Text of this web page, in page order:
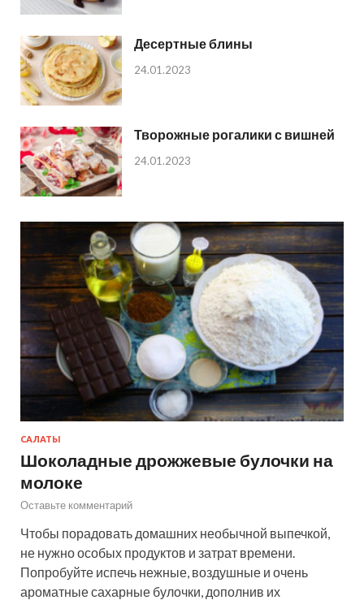
Десертные блины
24.01.2023
Творожные рогалики с вишней
24.01.2023
САЛАТЫ
Шоколадные дрожжевые булочки на
молоке
Оставьте комментарий
Чтобы порадовать домашних необычной выпечкой,
не нужно особых продуктов и затрат времени.
Попробуйте испечь нежные, воздушные и очень
ароматные сахарные булочки, дополнив их